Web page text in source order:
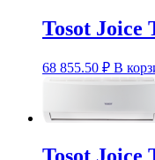
Tosot Joice
68 855.50 ₽ В